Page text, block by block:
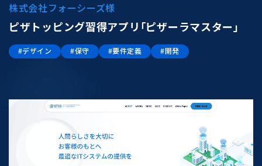
株式会社フォーシーズ様
ピザトッピング習得アプリ「ピザーラマスター」
#デザイン #保守 #要件定義 #開発